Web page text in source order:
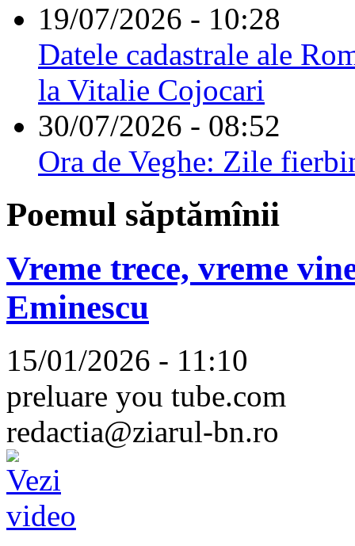
19/07/2026 - 10:28
Datele cadastrale ale
la Vitalie Cojocari
30/07/2026 - 08:52
Ora de Veghe: Zile
Poemul săptămînii
Vreme trece, vreme
Eminescu
15/01/2026 - 11:10
preluare you tube.com
redactia@ziarul-bn.ro